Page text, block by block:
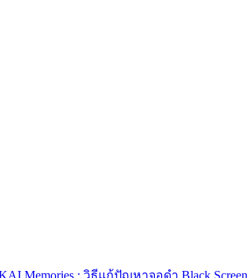
Memories : วิธีแก้ปัญหาจอดำ Black Screen